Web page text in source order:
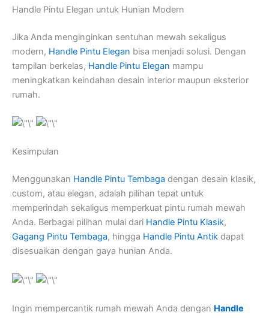
Handle Pintu Elegan untuk Hunian Modern
Jika Anda menginginkan sentuhan mewah sekaligus
modern, Handle Pintu Elegan bisa menjadi solusi. Dengan
tampilan berkelas, Handle Pintu Elegan mampu
meningkatkan keindahan desain interior maupun eksterior
rumah.
Kesimpulan
Menggunakan Handle Pintu Tembaga dengan desain klasik,
custom, atau elegan, adalah pilihan tepat untuk
memperindah sekaligus memperkuat pintu rumah mewah
Anda. Berbagai pilihan mulai dari Handle Pintu Klasik,
Gagang Pintu Tembaga, hingga Handle Pintu Antik dapat
disesuaikan dengan gaya hunian Anda.
Ingin mempercantik rumah mewah Anda dengan Handle